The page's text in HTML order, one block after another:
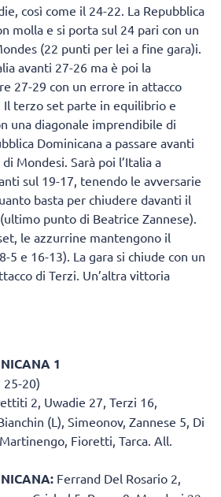
così come il 24-22. La Repubblica
molla e si porta sul 24 pari con un
(22 punti per lei a fine gara)i.
avanti 27-26 ma è poi la
27-29 con un errore in attacco
Il terzo set parte in equilibrio e
una diagonale imprendibile di
Dominicana a passare avanti
Mondesi. Sarà poi l’Italia a
sul 19-17, tenendo le avversarie
basta per chiudere davanti il
punto di Beatrice Zannese).
le azzurrine mantengono il
5 e 16-13). La gara si chiude con un
di Terzi. Un’altra vittoria
1
25-20)
2, Uwadie 27, Terzi 16,
(L), Simeonov, Zannese 5, Di
Fioretti, Tarca. All.
Ferrand Del Rosario 2,